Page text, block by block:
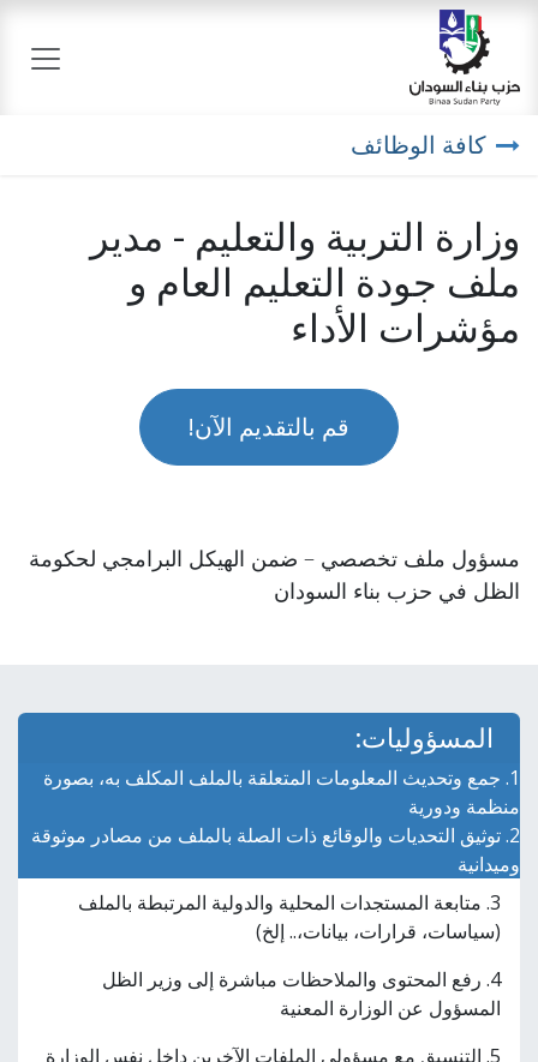
تخطي للذهاب إلى المحتوى
كافة الوظائف
وزارة التربية والتعليم - مدير
ملف جودة التعليم العام و
مؤشرات الأداء
قم بالتقديم الآن!
مسؤول ملف تخصصي – ضمن الهيكل البرامجي لحكومة
الظل في حزب بناء السودان
المسؤوليات:
1. جمع وتحديث المعلومات المتعلقة بالملف المكلف به، بصورة
منظمة ودورية
2. توثيق التحديات والوقائع ذات الصلة بالملف من مصادر موثوقة
وميدانية
3. متابعة المستجدات المحلية والدولية المرتبطة بالملف
(سياسات، قرارات، بيانات،.. إلخ)
4. رفع المحتوى والملاحظات مباشرة إلى وزير الظل
المسؤول عن الوزارة المعنية
5. التنسيق مع مسؤولي الملفات الآخرين داخل نفس الوزارة